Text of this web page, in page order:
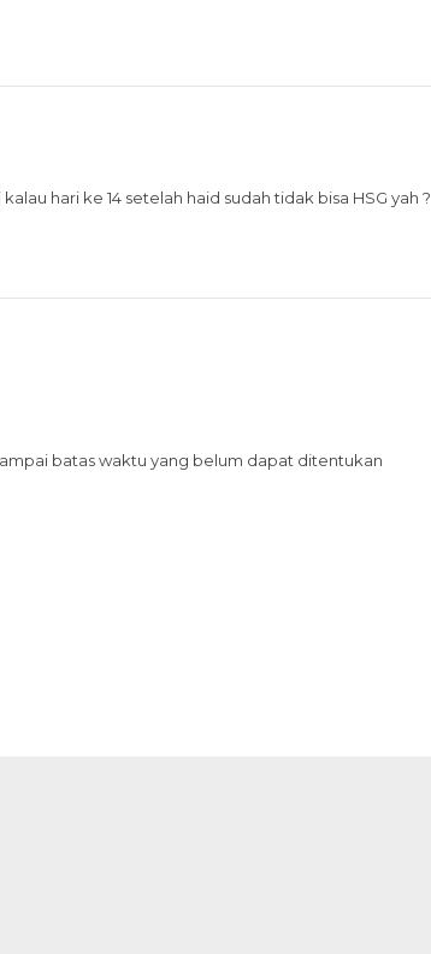
hari ke 14 setelah haid sudah tidak bisa HSG yah ?
batas waktu yang belum dapat ditentukan